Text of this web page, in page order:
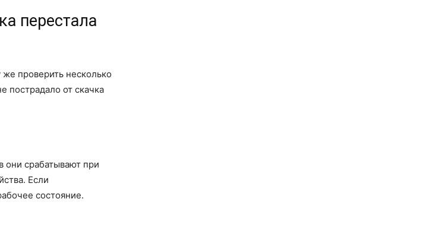
перестала
же проверить несколько
пострадало от скачка
они срабатывают при
Если
состояние.